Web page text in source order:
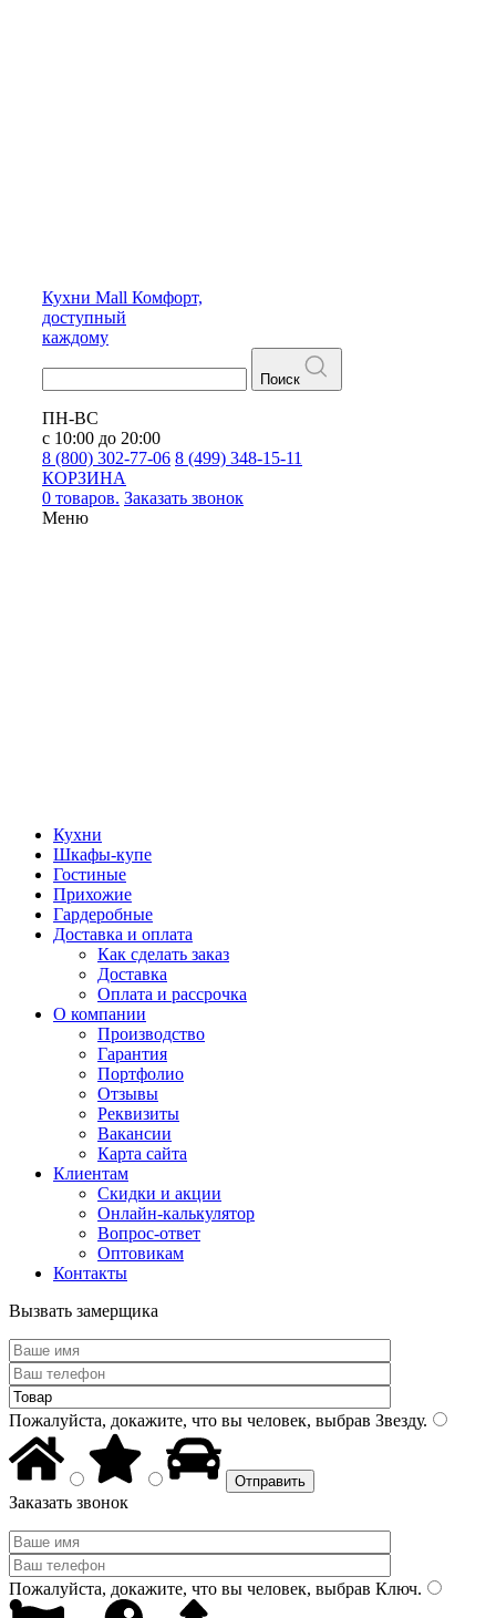
Кухни Mall Комфорт,
доступный
каждому
Поиск
ПН-ВС
с 10:00 до 20:00
8 (800) 302-77-06 8 (499) 348-15-11
КОРЗИНА
0 товаров. Заказать звонок
Меню
Кухни
Шкафы-купе
Гостиные
Прихожие
Гардеробные
Доставка и оплата
Как сделать заказ
Доставка
Оплата и рассрочка
О компании
Производство
Гарантия
Портфолио
Отзывы
Реквизиты
Вакансии
Карта сайта
Клиентам
Скидки и акции
Онлайн-калькулятор
Вопрос-ответ
Оптовикам
Контакты
Вызвать замерщика
Пожалуйста, докажите, что вы человек, выбрав Звезду.
Заказать звонок
Пожалуйста, докажите, что вы человек, выбрав Ключ.